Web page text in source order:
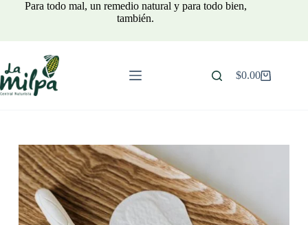
Para todo mal, un remedio natural y para todo bien,
también.
Carro
$0.00